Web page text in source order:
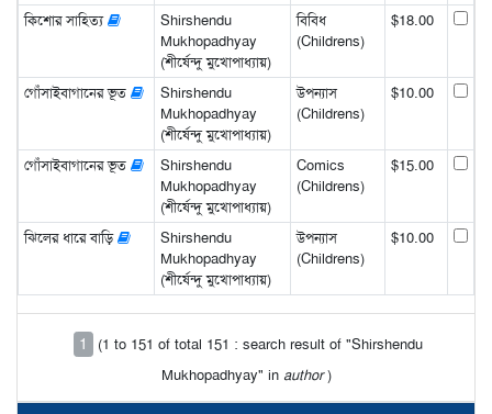
কিশোর সাহিত্য
Shirshendu
Mukhopadhyay
(শীর্ষেন্দু মুখোপাধ্যায়)
বিবিধ
(Childrens)
$18.00
গোঁসাইবাগানের ভূত
Shirshendu
Mukhopadhyay
(শীর্ষেন্দু মুখোপাধ্যায়)
উপন্যাস
(Childrens)
$10.00
গোঁসাইবাগানের ভূত
Shirshendu
Mukhopadhyay
(শীর্ষেন্দু মুখোপাধ্যায়)
Comics
(Childrens)
$15.00
ঝিলের ধারে বাড়ি
Shirshendu
Mukhopadhyay
(শীর্ষেন্দু মুখোপাধ্যায়)
উপন্যাস
(Childrens)
$10.00
1
(1 to 151 of total 151 : search result of "Shirshendu
Mukhopadhyay" in author)